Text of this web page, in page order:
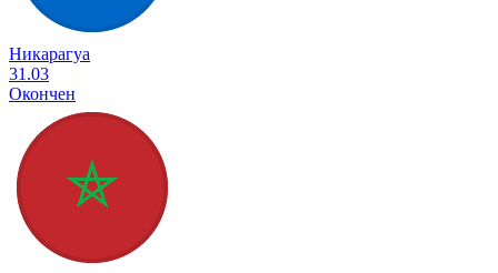
Никарагуа
31.03
Окончен